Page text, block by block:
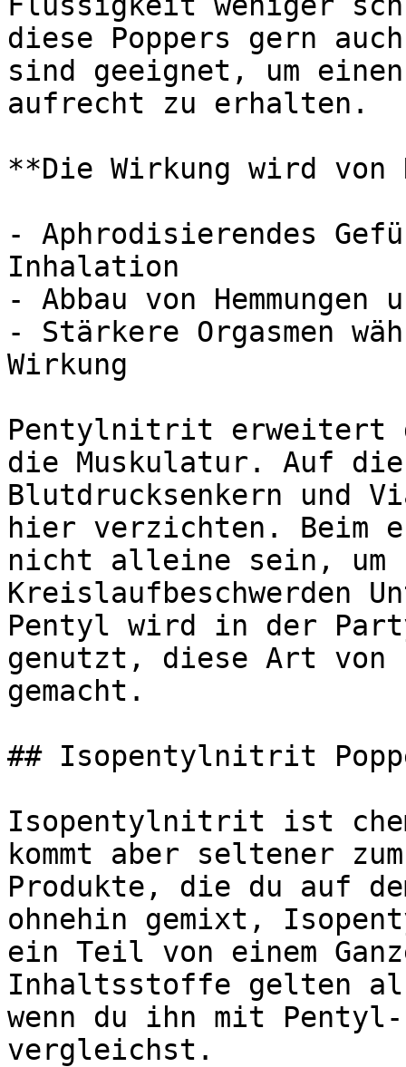
diese Poppers gern
sind geeignet, um
aufrecht zu erhalten.
**Die Wirkung wird von
- Aphrodisierendes
Inhalation
- Abbau von
- Stärkere Orgasmen
Wirkung
Pentylnitrit erweitert
die Muskulatur. Auf
Blutdrucksenkern und
hier verzichten. Beim
nicht alleine sein, um
Kreislaufbeschwerden
Pentyl wird in der
genutzt, diese Art
gemacht.
## Isopentylnitrit
Isopentylnitrit ist
kommt aber seltener
Produkte, die du auf
ohnehin gemixt,
ein Teil von einem
Inhaltsstoffe gelten
wenn du ihn mit Pentyl-
vergleichst.